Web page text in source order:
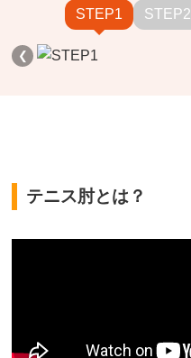
STEP1 STEP2
❮
テニス肘とは？